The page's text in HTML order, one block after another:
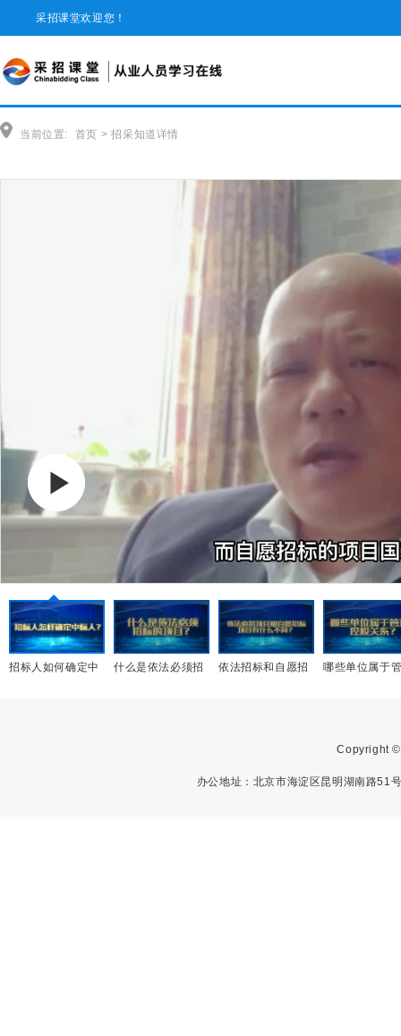
采招课堂欢迎您！
当前位置: 首页 > 招采知道详情
招标人如何确定中 什么是依法必须招 依法招标和自愿招 哪些单位属于
Copyright
办公地址：北京市海淀区昆明湖南路51